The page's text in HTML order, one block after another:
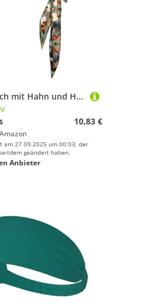
Das Kopftuch mit Hahn und Huhn ist Unisex, leicht und bequem, geeignet für alle Arten von Sportszenen
10,83 €
Amazon
am 27.09.2025 um 00:03; der
geändert haben.
Anbieter